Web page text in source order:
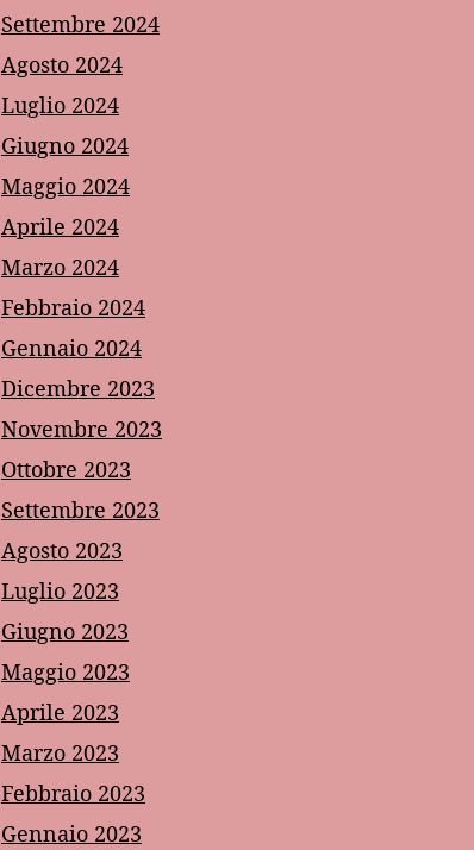
Settembre 2024
Agosto 2024
Luglio 2024
Giugno 2024
Maggio 2024
Aprile 2024
Marzo 2024
Febbraio 2024
Gennaio 2024
Dicembre 2023
Novembre 2023
Ottobre 2023
Settembre 2023
Agosto 2023
Luglio 2023
Giugno 2023
Maggio 2023
Aprile 2023
Marzo 2023
Febbraio 2023
Gennaio 2023